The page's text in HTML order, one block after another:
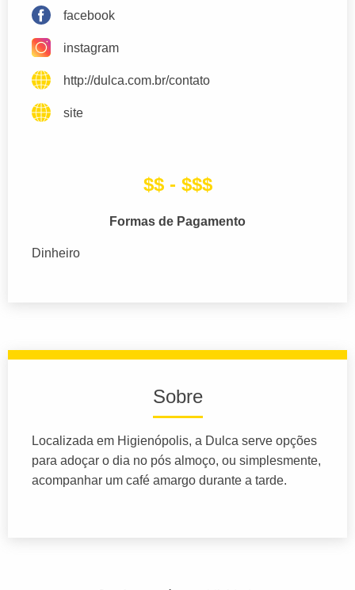
facebook
instagram
http://dulca.com.br/contato
site
$$ - $$$
Formas de Pagamento
Dinheiro
Sobre
Localizada em Higienópolis, a Dulca serve opções
para adoçar o dia no pós almoço, ou simplesmente,
acompanhar um café amargo durante a tarde.